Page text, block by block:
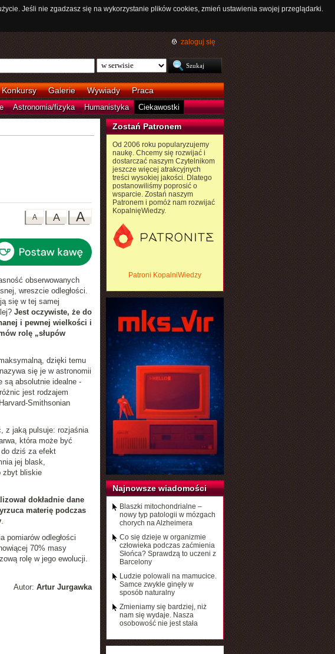
Jeśli nie zgadzasz się na wykorzystanie plików cookies, zmień ustawienia swojej przeglądarki.
zaloguj się
Konkursy Galerie Wywiady Praca
Astronomia/fizyka Humanistyka Ciekawostki
A
A
A
obserwowanych
wreszcie odległości.
się w tej samej
Jest oczywiste, że do
i pewnej wielkości i
rolę „słupów
dzięki temu
się je w astronomii
są absolutnie idealne -
jest rodzajem
Smithsonian
z jaką pulsuje: rozjaśnia
która może być
do dziś za efekt
jej blask,
zbyt bliskie
dokładnie dane
materię podczas
.
pomiarów odległości
70% masy
rolę w jego ewolucji.
Autor: Artur Jurgawka
Zostań Patronem
Od 2006 roku popularyzujemy
naukę. Chcemy się rozwijać i
dostarczać naszym Czytelnikom
jeszcze więcej atrakcyjnych
treści wysokiej jakości. Dlatego
postanowiliśmy poprosić o
wsparcie. Zostań naszym
Patronem i pomóż nam rozwijać
KopalnięWiedzy.
Patroni KopalniWiedzy
Najnowsze wiadomości
Blaszki mitochondrialne –
nowy typ patologii w mózgach
chorych na Alzheimera
Co się dzieje w organizmie
człowieka podczas zaćmienia
Słońca? Sprawdzą to uczeni z
Barcelony
Ludzie polowali na mamucice.
Samce zwykle ginęły w
sposób naturalny
Zmieniamy się bardziej, niż
nam się wydaje. Nasza
osobowość nie jest stała